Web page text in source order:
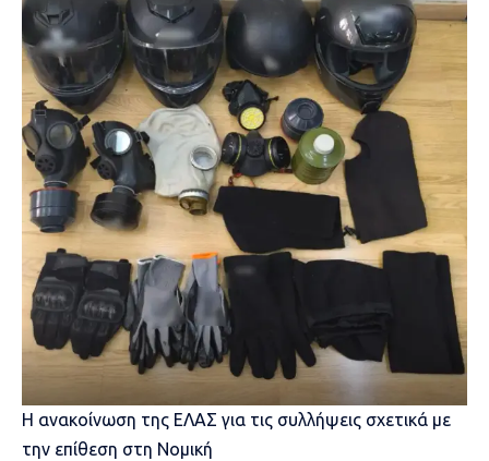
Η ανακοίνωση της ΕΛΑΣ για τις συλλήψεις σχετικά με
την επίθεση στη Νομική